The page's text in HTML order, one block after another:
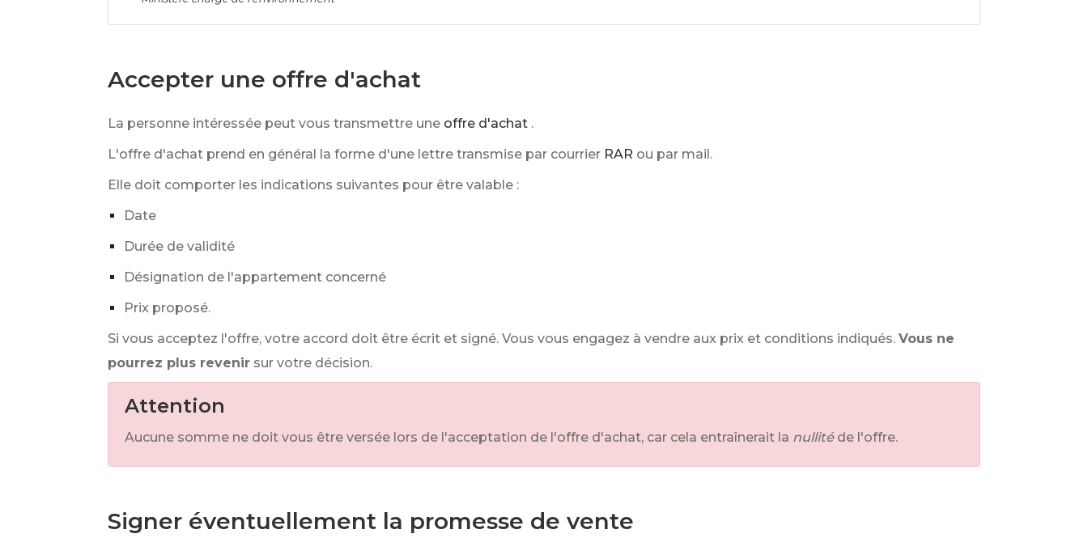
Accepter une offre d'achat
La personne intéressée peut vous transmettre une offre d'achat .
L'offre d'achat prend en général la forme d'une lettre transmise par courrier RAR ou par mail.
Elle doit comporter les indications suivantes pour être valable :
Date
Durée de validité
Désignation de l'appartement concerné
Prix proposé.
Si vous acceptez l'offre, votre accord doit être écrit et signé. Vous vous engagez à vendre aux prix et conditions indiqués. Vous ne
pourrez plus revenir sur votre décision.
Attention
Aucune somme ne doit vous être versée lors de l'acceptation de l'offre d'achat, car cela entraînerait la nullité de l'offre.
Signer éventuellement la promesse de vente